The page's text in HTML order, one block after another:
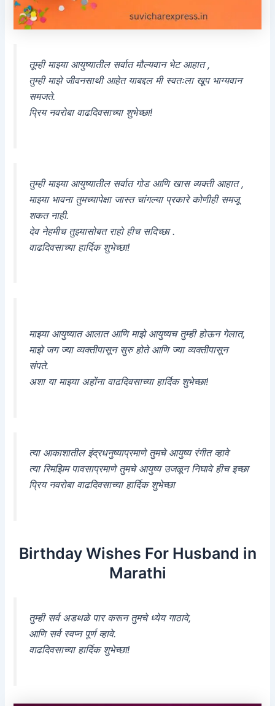
तूम्ही माझ्या आयुष्यातील सर्वात मौल्यवान भेट आहात ,
तुम्ही माझे जीवनसाथी आहेत याबद्दल मी स्वतःला खूप भाग्यवान
समजते.
प्रिय नवरोबा वाढदिवसाच्या शुभेच्छा!
तुम्ही माझ्या आयुष्यातील सर्वात गोड आणि खास व्यक्ती आहात ,
माझ्या भावना तुमच्यापेक्षा जास्त चांगल्या प्रकारे कोणीही समजू
शकत नाही.
देव नेहमीच तुझ्यासोबत राहो हीच सदिच्छा .
वाढदिवसाच्या हार्दिक शुभेच्छा!
माझ्या आयुष्यात आलात आणि माझे आयुष्यच तुम्ही होऊन गेलात,
माझे जग ज्या व्यक्तीपासून सुरु होते आणि ज्या व्यक्तीपासून
संपते.
अशा या माझ्या अहोंना वाढदिवसाच्या हार्दिक शुभेच्छा!
त्या आकाशातील इंद्रधनुष्याप्रमाणे तुमचे आयुष्य रंगीत व्हावे
त्या रिमझिम पावसाप्रमाणे तुमचे आयुष्य उजळून निघावे हीच इच्छा
प्रिय नवरोबा वाढदिवसाच्या हार्दिक शुभेच्छा
Birthday Wishes For Husband in
Marathi
तुम्ही सर्व अडथळे पार करून तुमचे ध्येय गाठावे,
आणि सर्व स्वप्न पूर्ण व्हावे.
वाढदिवसाच्या हार्दिक शुभेच्छा!